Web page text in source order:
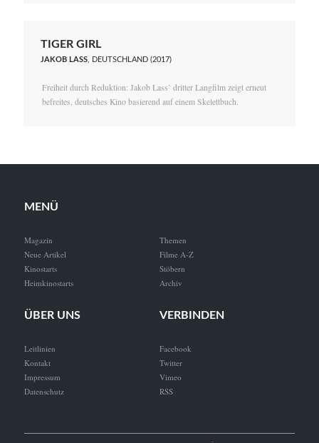
TIGER GIRL
JAKOB LASS, DEUTSCHLAND (2017)
Freiheit durch Reduktion: Jakob Lass’ dritter Langfilm zeigt erneut
befreites, deutsches Kino basierend auf einem Skelettbuch.
MENÜ
Magazin
Neue Artikel
Kinostarts
Heimkinostarts
Themen
Filme A-Z
Stöbern
Archiv
ÜBER UNS
Leitlinien
Kontakt
Impressum
Datenschutz
VERBINDEN
Facebook
Twitter
Vimeo
RSS